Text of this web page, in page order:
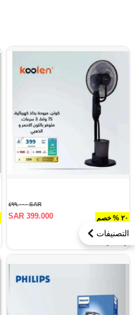
التصنيفات
٢٠ % خصم
SAR ٤٩٩.٠٠٠
SAR 399.000